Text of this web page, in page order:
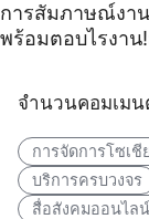
การสัมภาษณ์งา
พร้อมตอบไรงาน
จำนวนคอมเม
การจัดการโซเชี
บริการครบวงจร
สื่อสังคมออนไล